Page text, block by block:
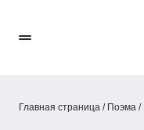
Главная страница / Поэма /